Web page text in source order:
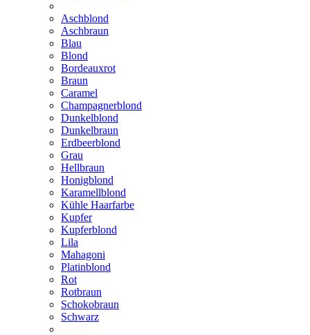
Aschblond
Aschbraun
Blau
Blond
Bordeauxrot
Braun
Caramel
Champagnerblond
Dunkelblond
Dunkelbraun
Erdbeerblond
Grau
Hellbraun
Honigblond
Karamellblond
Kühle Haarfarbe
Kupfer
Kupferblond
Lila
Mahagoni
Platinblond
Rot
Rotbraun
Schokobraun
Schwarz